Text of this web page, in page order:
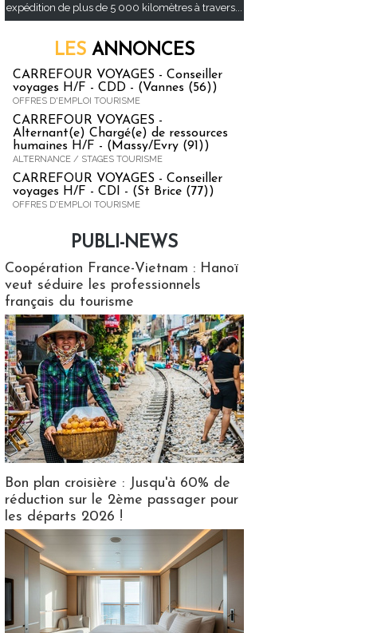
expédition de plus de 5 000 kilomètres à travers...
LES ANNONCES
CARREFOUR VOYAGES - Conseiller
voyages H/F - CDD - (Vannes (56))
OFFRES D'EMPLOI TOURISME
CARREFOUR VOYAGES -
Alternant(e) Chargé(e) de ressources
humaines H/F - (Massy/Evry (91))
ALTERNANCE / STAGES TOURISME
CARREFOUR VOYAGES - Conseiller
voyages H/F - CDI - (St Brice (77))
OFFRES D'EMPLOI TOURISME
PUBLI-NEWS
Coopération France-Vietnam : Hanoï
veut séduire les professionnels
français du tourisme
Bon plan croisière : Jusqu'à 60% de
réduction sur le 2ème passager pour
les départs 2026 !